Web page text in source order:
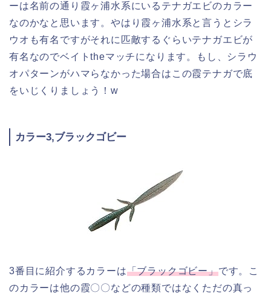
ーは名前の通り霞ヶ浦水系にいるテナガエビのカラー
なのかなと思います。やはり霞ヶ浦水系と言うとシラ
ウオも有名ですがそれに匹敵するぐらいテナガエビが
有名なのでベイトtheマッチになります。もし、シラウ
オパターンがハマらなかった場合はこの霞テナガで底
をいじくりましょう！w
カラー3,ブラックゴビー
3番目に紹介するカラーは「ブラックゴビー」です。こ
のカラーは他の霞〇〇などの種類ではなくただの真っ